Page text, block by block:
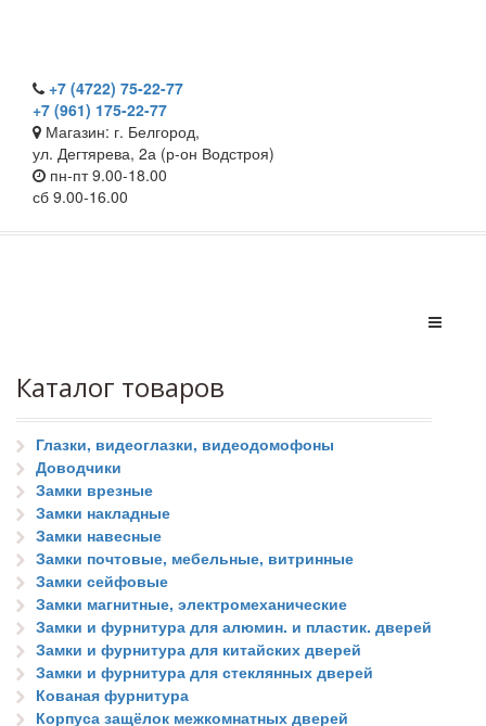
+7 (4722) 75-22-77
+7 (961) 175-22-77
Магазин: г. Белгород,
ул. Дегтярева, 2а (р-он Водстроя)
пн-пт 9.00-18.00
сб 9.00-16.00
Каталог товаров
Глазки, видеоглазки, видеодомофоны
Доводчики
Замки врезные
Замки накладные
Замки навесные
Замки почтовые, мебельные, витринные
Замки сейфовые
Замки магнитные, электромеханические
Замки и фурнитура для алюмин. и пластик. дверей
Замки и фурнитура для китайских дверей
Замки и фурнитура для стеклянных дверей
Кованая фурнитура
Корпуса защёлок межкомнатных дверей